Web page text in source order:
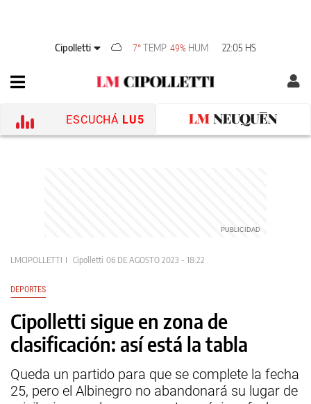
Cipolletti 7°TEMP 49% HUM 22:05 HS
ESCUCHÁ LU5
LMCIPOLLETTI Cipolletti 06 DE AGOSTO 2023 - 18:22
DEPORTES
Cipolletti sigue en zona de
clasificación: así está la tabla
Queda un partido para que se complete la fecha
25, pero el Albinegro no abandonará su lugar de